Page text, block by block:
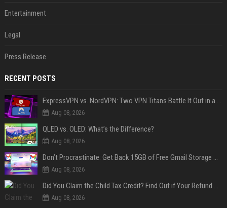
Entertainment
Legal
Press Release
RECENT POSTS
ExpressVPN vs. NordVPN: Two VPN Titans Battle It Out in a Contest That Goes Down to the Wire
Aug 08, 2026
QLED vs. OLED: What’s the Difference?
Aug 08, 2026
Don’t Procrastinate: Get Back 15GB of Free Gmail Storage While You Can
Aug 08, 2026
Did You Claim the Child Tax Credit? Find Out if Your Refund Will Be Delayed
Aug 08, 2026